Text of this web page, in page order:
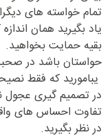
تمام خواسته های
یاد بگیرید همان
بقیه حمایت بخواهید.
حواستان باشد در
یبامورید که فقط
در تصمیم گیری عجول
تفاوت احساس های
در نظر بگیرید.